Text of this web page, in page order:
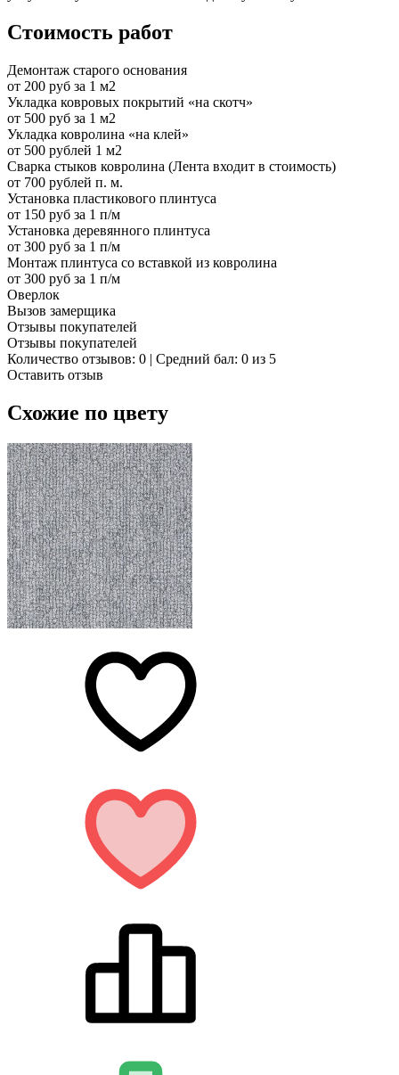
Стоимость работ
Демонтаж старого основания
от 200 руб за 1 м2
Укладка ковровых покрытий «на скотч»
от 500 руб за 1 м2
Укладка ковролина «на клей»
от 500 рублей 1 м2
Сварка стыков ковролина (Лента входит в стоимость)
от 700 рублей п. м.
Установка пластикового плинтуса
от 150 руб за 1 п/м
Установка деревянного плинтуса
от 300 руб за 1 п/м
Монтаж плинтуса со вставкой из ковролина
от 300 руб за 1 п/м
Оверлок
Вызов замерщика
Отзывы покупателей
Отзывы покупателей
Количество отзывов: 0 | Средний бал: 0 из 5
Оставить отзыв
Схожие по цвету